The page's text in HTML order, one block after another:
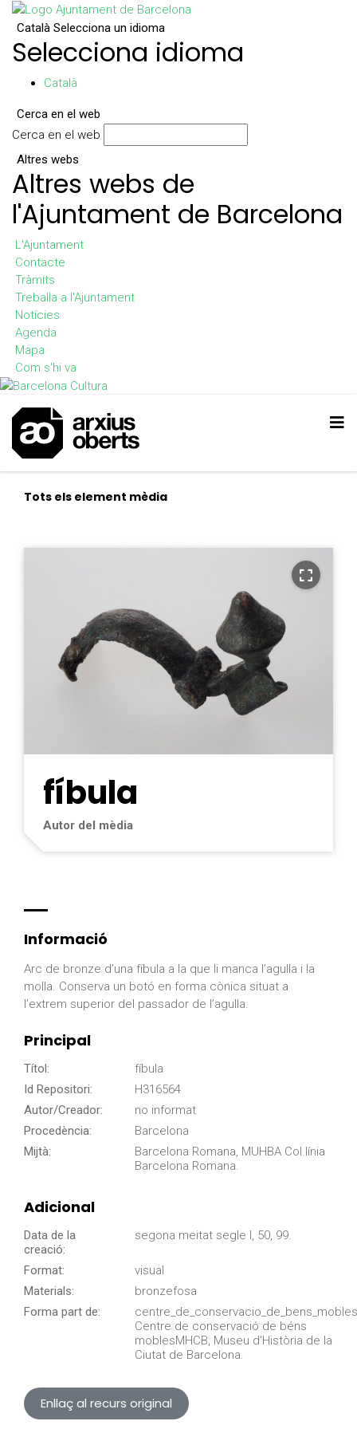
Català Selecciona un idioma
Selecciona idioma
Català
Cerca en el web
Cerca en el web
Altres webs
Altres webs de
l'Ajuntament de Barcelona
L'Ajuntament
Contacte
Tràmits
Treballa a l'Ajuntament
Notícies
Agenda
Mapa
Com s'hi va
Tots els element mèdia
fíbula
Autor del mèdia
Informació
Arc de bronze d’una fíbula a la que li manca l’agulla i la
molla. Conserva un botó en forma cònica situat a
l’extrem superior del passador de l’agulla.
Principal
Títol:
fíbula
Id Repositori:
H316564
Autor/Creador:
no informat
Procedència:
Barcelona
Mijtà:
Barcelona Romana, MUHBA Col línia
Barcelona Romana.
Adicional
Data de la
creació:
segona meitat segle I, 50, 99.
Format:
visual
Materials:
bronzefosa
Forma part de:
Centre de conservació de béns
moblesMHCB, Museu d'Història de la
Ciutat de Barcelona.
Enllaç al recurs original